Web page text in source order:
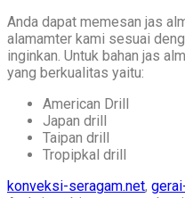
Anda dapat memesan jas
alamamter kami sesuai
inginkan. Untuk bahan jas
yang berkualitas yaitu:
American Drill
Japan drill
Taipan drill
Tropipkal drill
konveksi-seragam.net,